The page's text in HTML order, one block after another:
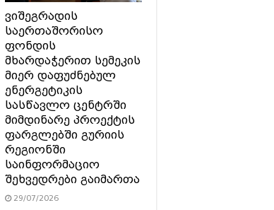
ვიშეგრადის
საერთაშორისო
ფონდის
მხარდაჭერით სემეკის
მიერ დაფუძნებულ
ენერგეტიკის
სასწავლო ცენტრში
მიმდინარე პროექტის
ფარგლებში გურიის
რეგიონში
საინფორმაციო
შეხვედრები გაიმართა
29/07/2026